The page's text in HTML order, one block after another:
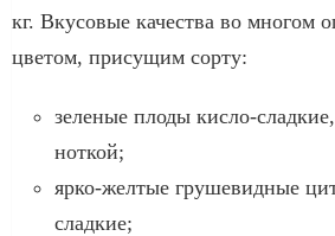
кг. Вкусовые качества во многом
цветом, присущим сорту:
зеленые плоды кисло-
ноткой;
ярко-желтые грушевидные
сладкие;